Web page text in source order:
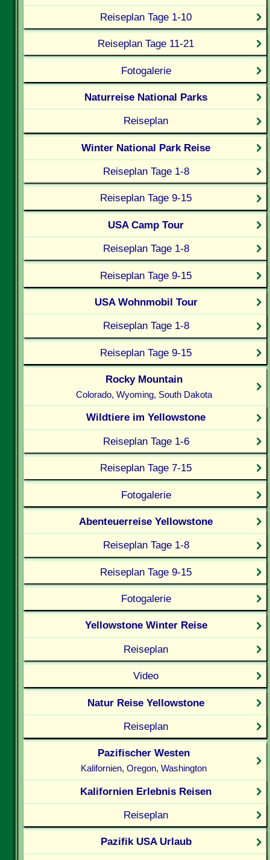
Reiseplan Tage 1-10
Reiseplan Tage 11-21
Fotogalerie
Naturreise National Parks
Reiseplan
Winter National Park Reise
Reiseplan Tage 1-8
Reiseplan Tage 9-15
USA Camp Tour
Reiseplan Tage 1-8
Reiseplan Tage 9-15
USA Wohnmobil Tour
Reiseplan Tage 1-8
Reiseplan Tage 9-15
Rocky Mountain
Colorado, Wyoming, South Dakota
Wildtiere im Yellowstone
Reiseplan Tage 1-6
Reiseplan Tage 7-15
Fotogalerie
Abenteuerreise Yellowstone
Reiseplan Tage 1-8
Reiseplan Tage 9-15
Fotogalerie
Yellowstone Winter Reise
Reiseplan
Video
Natur Reise Yellowstone
Reiseplan
Pazifischer Westen
Kalifornien, Oregon, Washington
Kalifornien Erlebnis Reisen
Reiseplan
Pazifik USA Urlaub